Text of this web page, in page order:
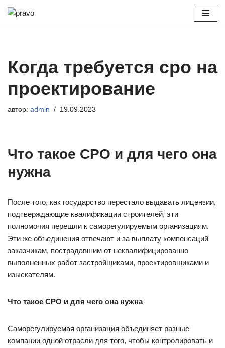
Когда требуется сро на
проектирование
автор: admin 19.09.2023
Что такое СРО и для чего она
нужна
После того, как государство перестало выдавать лицензии,
подтверждающие квалификации строителей, эти
полномочия перешли к саморегулируемым организациям.
Эти же объединения отвечают и за выплату компенсаций
заказчикам, пострадавшим от неквалифицированно
выполненных работ застройщиками, проектировщиками и
изыскателям.
Что такое СРО и для чего она нужна
Саморегулируемая организация объединяет разные
компании одной отрасли для того, чтобы контролировать и